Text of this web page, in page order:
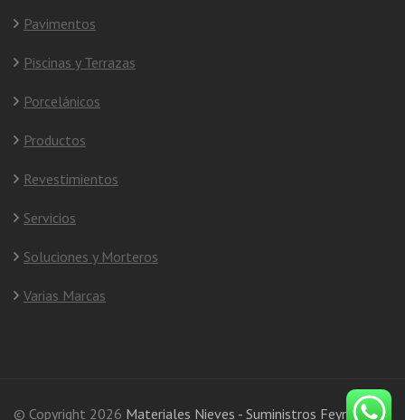
Pavimentos
Piscinas y Terrazas
Porcelánicos
Productos
Revestimientos
Servicios
Soluciones y Morteros
Varias Marcas
© Copyright 2026 Materiales Nieves - Suministros Feyma S.L.